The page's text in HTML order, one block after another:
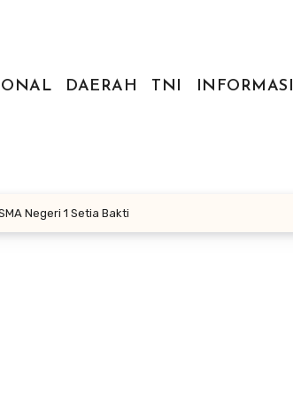
DAERAH TNI INFORMASI
Negeri 1 Setia Bakti